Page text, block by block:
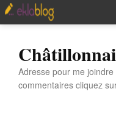
Adresse pour me
commentaires cliquez